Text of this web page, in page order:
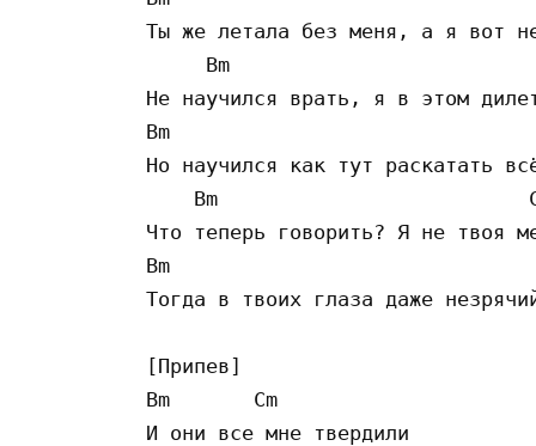
Ты же летала без меня, а я вот
Bm
Не научился врать, я в этом
Bm
Но научился как тут раскатать
Bm
Что теперь говорить? Я не твоя
Bm
Тогда в твоих глаза даже
[Припев]
Bm       Cm
И они все мне твердили